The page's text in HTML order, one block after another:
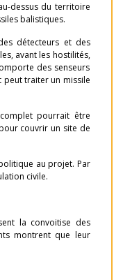
dessus du territoire
balistiques.
détecteurs et des
avant les hostilités,
des senseurs
traiter un missile
pourrait être
couvrir un site de
au projet. Par
civile.
la convoitise des
montrent que leur